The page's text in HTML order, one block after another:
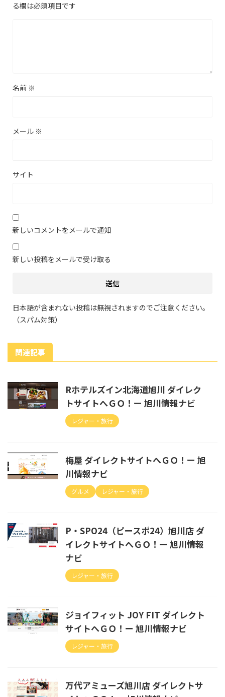
る欄は必須項目です
名前 ※
メール ※
サイト
新しいコメントをメールで通知
新しい投稿をメールで受け取る
日本語が含まれない投稿は無視されますのでご注意ください。
（スパム対策）
関連記事
Rホテルズイン北海道旭川 ダイレク
トサイトへＧＯ！ー 旭川情報ナビ
レジャー・旅行
梅屋 ダイレクトサイトへＧＯ！ー 旭
川情報ナビ
グルメ レジャー・旅行
P・SPO24（ピースポ24）旭川店 ダ
イレクトサイトへＧＯ！ー 旭川情報
ナビ
レジャー・旅行
ジョイフィット JOY FIT ダイレクト
サイトへＧＯ！ー 旭川情報ナビ
レジャー・旅行
万代アミューズ旭川店 ダイレクトサ